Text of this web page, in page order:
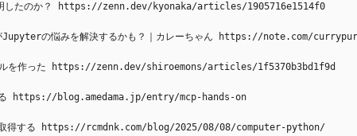
発明したのか？ https://zenn.dev/kyonaka/articles/1905716e1514f0
がJupyterの悩みを解決するかも？｜カレーちゃん https://note.com/
ルを作った https://zenn.dev/shiroemons/articles/1f5370b3bd1f9d
https://blog.amedama.jp/entry/mcp-hands-on
を取得する https://rcmdnk.com/blog/2025/08/08/computer-python/